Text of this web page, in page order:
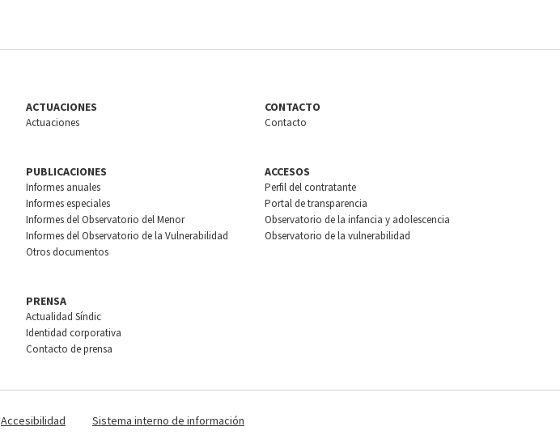
ACTUACIONES
Actuaciones
PUBLICACIONES
Informes anuales
Informes especiales
Informes del Observatorio del Menor
Informes del Observatorio de la Vulnerabilidad
Otros documentos
PRENSA
Actualidad Síndic
Identidad corporativa
Contacto de prensa
CONTACTO
Contacto
ACCESOS
Perfil del contratante
Portal de transparencia
Observatorio de la infancia y adolescencia
Observatorio de la vulnerabilidad
Accesibilidad
Sistema interno de información